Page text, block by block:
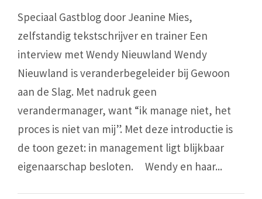
Speciaal Gastblog door Jeanine Mies,
zelfstandig tekstschrijver en trainer Een
interview met Wendy Nieuwland Wendy
Nieuwland is veranderbegeleider bij Gewoon
aan de Slag. Met nadruk geen
verandermanager, want “ik manage niet, het
proces is niet van mij”. Met deze introductie is
de toon gezet: in management ligt blijkbaar
eigenaarschap besloten. Wendy en haar...